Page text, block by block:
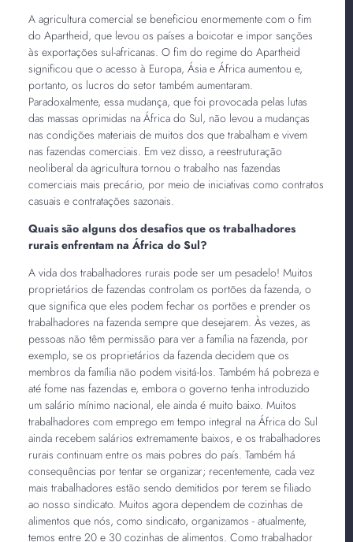
A agricultura comercial se beneficiou enormemente com o fim
do Apartheid, que levou os países a boicotar e impor sanções
às exportações sul-africanas. O fim do regime do Apartheid
significou que o acesso à Europa, Ásia e África aumentou e,
portanto, os lucros do setor também aumentaram.
Paradoxalmente, essa mudança, que foi provocada pelas lutas
das massas oprimidas na África do Sul, não levou a mudanças
nas condições materiais de muitos dos que trabalham e vivem
nas fazendas comerciais. Em vez disso, a reestruturação
neoliberal da agricultura tornou o trabalho nas fazendas
comerciais mais precário, por meio de iniciativas como contratos
casuais e contratações sazonais.
Quais são alguns dos desafios que os trabalhadores
rurais enfrentam na África do Sul?
A vida dos trabalhadores rurais pode ser um pesadelo! Muitos
proprietários de fazendas controlam os portões da fazenda, o
que significa que eles podem fechar os portões e prender os
trabalhadores na fazenda sempre que desejarem. Às vezes, as
pessoas não têm permissão para ver a família na fazenda, por
exemplo, se os proprietários da fazenda decidem que os
membros da família não podem visitá-los. Também há pobreza e
até fome nas fazendas e, embora o governo tenha introduzido
um salário mínimo nacional, ele ainda é muito baixo. Muitos
trabalhadores com emprego em tempo integral na África do Sul
ainda recebem salários extremamente baixos, e os trabalhadores
rurais continuam entre os mais pobres do país. Também há
consequências por tentar se organizar; recentemente, cada vez
mais trabalhadores estão sendo demitidos por terem se filiado
ao nosso sindicato. Muitos agora dependem de cozinhas de
alimentos que nós, como sindicato, organizamos - atualmente,
temos entre 20 e 30 cozinhas de alimentos. Como trabalhador